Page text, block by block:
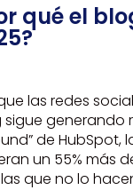
qué el
las redes
generando
de
un 55% más
que no lo